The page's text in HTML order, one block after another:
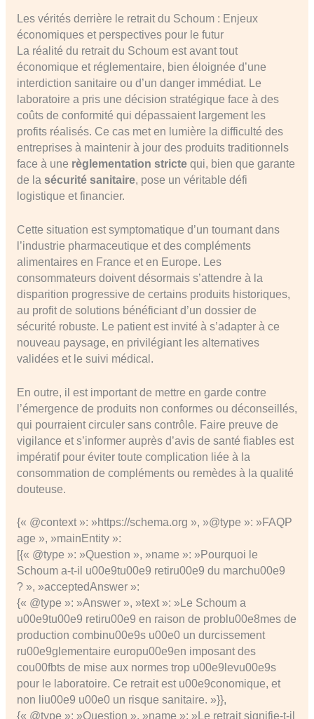
Les vérités derrière le retrait du Schoum : Enjeux
économiques et perspectives pour le futur
La réalité du retrait du Schoum est avant tout
économique et réglementaire, bien éloignée d’une
interdiction sanitaire ou d’un danger immédiat. Le
laboratoire a pris une décision stratégique face à des
coûts de conformité qui dépassaient largement les
profits réalisés. Ce cas met en lumière la difficulté des
entreprises à maintenir à jour des produits traditionnels
face à une règlementation strictequi, bien que garante
de la sécurité sanitaire, pose un véritable défi
logistique et financier.
Cette situation est symptomatique d’un tournant dans
l’industrie pharmaceutique et des compléments
alimentaires en France et en Europe. Les
consommateurs doivent désormais s’attendre à la
disparition progressive de certains produits historiques,
au profit de solutions bénéficiant d’un dossier de
sécurité robuste. Le patient est invité à s’adapter à ce
nouveau paysage, en privilégiant les alternatives
validées et le suivi médical.
En outre, il est important de mettre en garde contre
l’émergence de produits non conformes ou déconseillés,
qui pourraient circuler sans contrôle. Faire preuve de
vigilance et s’informer auprès d’avis de santé fiables est
impératif pour éviter toute complication liée à la
consommation de compléments ou remèdes à la qualité
douteuse.
{« @context »: »https://schema.org », »@type »: »FAQP
age », »mainEntity »:
[{« @type »: »Question », »name »: »Pourquoi le
Schoum a-t-il u00e9tu00e9 retiru00e9 du marchu00e9
? », »acceptedAnswer »:
{« @type »: »Answer », »text »: »Le Schoum a
u00e9tu00e9 retiru00e9 en raison de problu00e8mes de
production combinu00e9s u00e0 un durcissement
ru00e9glementaire europu00e9en imposant des
cou00fbts de mise aux normes trop u00e9levu00e9s
pour le laboratoire. Ce retrait est u00e9conomique, et
non liu00e9 u00e0 un risque sanitaire. »}},
{« @type »: »Question », »name »: »Le retrait signifie-t-il